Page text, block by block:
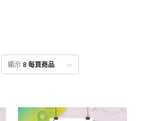
點
顯示8 每頁商品